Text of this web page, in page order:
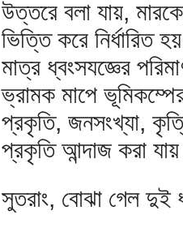
উত্তরে বলা যায়,
ভিত্তি করে নির্ধারিত
মাত্র ধ্বংসযজ্ঞের
ভ্রামক মাপে
প্রকৃতি, জনসংখ্যা,
প্রকৃতি আন্দাজ করা
সুতরাং, বোঝা গেল দুই